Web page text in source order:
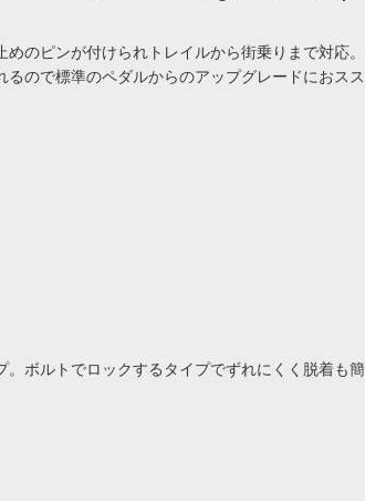
のピンが付けられトレイルから街乗りまで対応。
ので標準のペダルからのアップグレードにおスス
ボルトでロックするタイプでずれにくく脱着も簡